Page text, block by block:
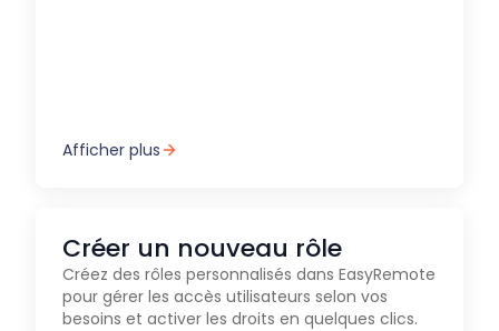
Afficher plus
Créer un nouveau rôle
Créez des rôles personnalisés dans EasyRemote
pour gérer les accès utilisateurs selon vos
besoins et activer les droits en quelques clics.